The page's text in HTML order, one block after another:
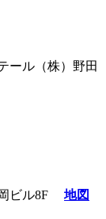
ール（株）野田
岡ビル8F 地図